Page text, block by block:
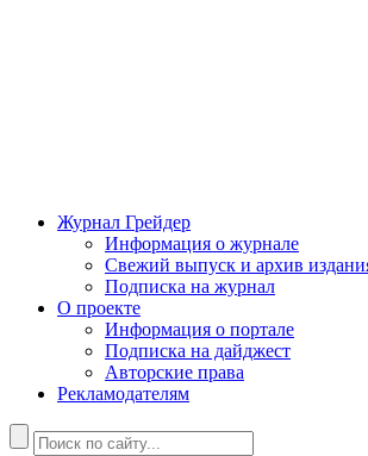
Журнал Грейдер
Информация о журнале
Свежий выпуск и архив
Подписка на журнал
О проекте
Информация о портале
Подписка на дайджест
Авторские права
Рекламодателям